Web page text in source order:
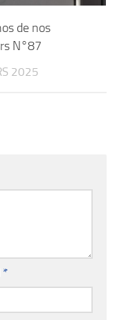
de nos
N°87
2025
*